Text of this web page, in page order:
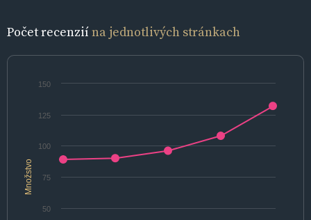
Počet recenziína jednotlivých stránkach
Množstvo
50
75
100
125
150